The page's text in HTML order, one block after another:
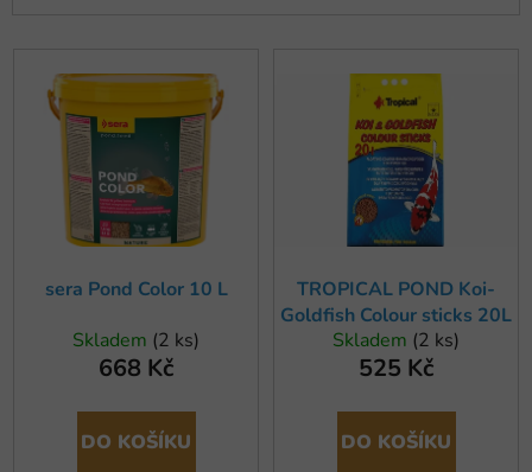
sera Pond Color 10 L
Skladem (2 ks)
668 Kč
DO KOŠÍKU
TROPICAL POND Koi-
Goldfish Colour sticks 20L
Skladem (2 ks)
525 Kč
DO KOŠÍKU